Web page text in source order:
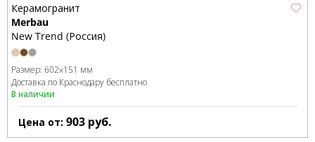
Керамогранит
Merbau
New Trend (Россия)
Размер: 602x151 мм
Доставка по Краснодару бесплатно
В наличии
Цена от: 903 руб.